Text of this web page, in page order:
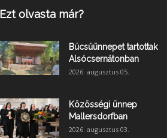
Ezt olvasta már?
Búcsúünnepet tartottak
Alsócsernátonban
2026. augusztus 05.
Közösségi ünnep
Mallersdorfban
2026. augusztus 03.